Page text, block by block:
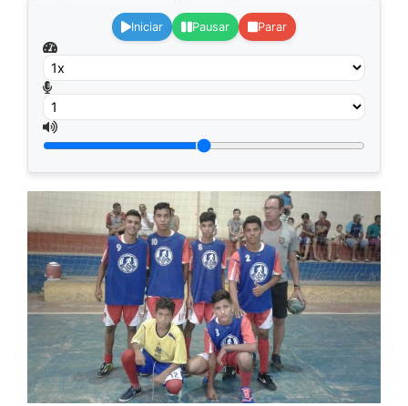
Iniciar Pausar Parar